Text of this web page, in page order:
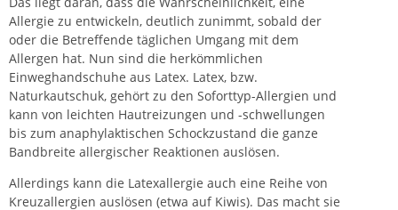
Allergie zu entwickeln, deutlich zunimmt, sobald der
oder die Betreffende täglichen Umgang mit dem
Allergen hat. Nun sind die herkömmlichen
Einweghandschuhe aus Latex. Latex, bzw.
Naturkautschuk, gehört zu den Soforttyp-Allergien und
kann von leichten Hautreizungen und -schwellungen
bis zum anaphylaktischen Schockzustand die ganze
Bandbreite allergischer Reaktionen auslösen.
Allerdings kann die Latexallergie auch eine Reihe von
Kreuzallergien auslösen (etwa auf Kiwis). Das macht sie